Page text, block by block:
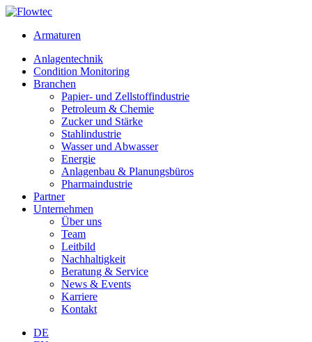
Skip
contentArmaturen
Anlagentechnik
Condition Monitoring
Branchen
Papier- und Zellstoffindustrie
Petroleum & Chemie
Zucker und Stärke
Stahlindustrie
Wasser und Abwasser
Energie
Anlagenbau & Planungsbüros
Pharmaindustrie
Partner
Unternehmen
Über uns
Team
Leitbild
Nachhaltigkeit
Beratung & Service
News & Events
Karriere
Kontakt
DE